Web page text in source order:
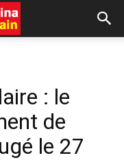
: le
de
le 27